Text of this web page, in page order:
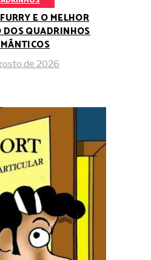
E O MELHOR
DOS QUADRINHOS
de 2026